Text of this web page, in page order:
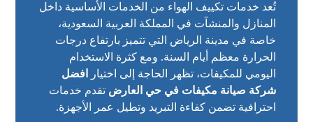
تُعد خدمات تكييف الهواء من الخدمات الأساسية داخل
المنازل والمنشآت في المملكة العربية السعودية،
خاصة في مدينة الرياض التي تتميز بارتفاع درجات
الحرارة معظم أيام السنة. ومع كثرة الاستخدام
اليومي للمكيفات، تظهر الحاجة إلى اختيار
افضل
شركة صيانة مكيفات في حي العارض تقدم خدمات
احترافية تضمن كفاءة التبريد وتطيل عمر الأجهزة.